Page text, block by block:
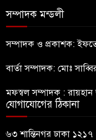
সম্পাদক মন্ডলী
সম্পাদক ও প্রকাশক:
বার্তা সম্পাদক: মোঃ
মফস্বল সম্পাদক : রায়হান
যোগাযোগের ঠিকানা
৬৩ শান্তিনগর ঢাকা ১২১৭